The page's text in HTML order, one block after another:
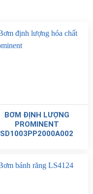
BƠM ĐỊNH LƯỢNG
PROMINENT
SD1003PP2000A002